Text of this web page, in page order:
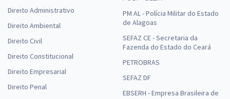
Direito Administrativo
Direito Ambiental
Direito Civil
Direito Constitucional
Direito Empresarial
Direito Penal
PM AL - Polícia Militar do Estado
de Alagoas
SEFAZ CE - Secretaria da
Fazenda do Estado do Ceará
PETROBRAS
SEFAZ DF
EBSERH - Empresa Brasileira de